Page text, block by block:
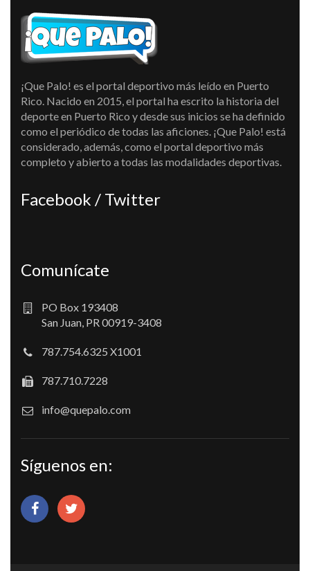
¡Que Palo! es el portal deportivo más leído en Puerto
Rico. Nacido en 2015, el portal ha escrito la historia del
deporte en Puerto Rico y desde sus inicios se ha definido
como el periódico de todas las aficiones. ¡Que Palo! está
considerado, además, como el portal deportivo más
completo y abierto a todas las modalidades deportivas.
Facebook / Twitter
Comunícate
PO Box 193408
San Juan, PR 00919-3408
787.754.6325 X1001
787.710.7228
info@quepalo.com
Síguenos en: